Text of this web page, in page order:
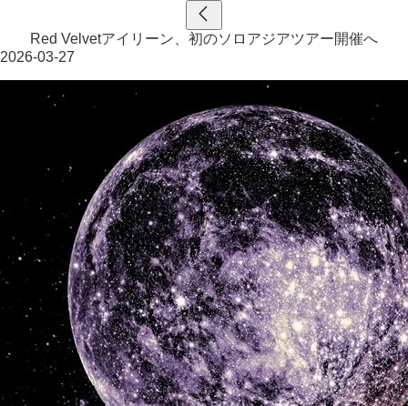
Red Velvetアイリーン、初のソロアジアツアー開催へ
2026-03-27